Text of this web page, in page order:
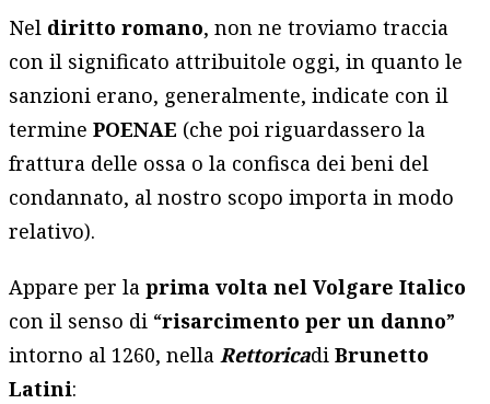
Nel diritto romano, non ne troviamo traccia
con il significato attribuitole oggi, in quanto le
sanzioni erano, generalmente, indicate con il
terminePOENAE (che poi riguardassero la
frattura delle ossa o la confisca dei beni del
condannato, al nostro scopo importa in modo
relativo).
Appare per laprima volta nel Volgare Italico
con il senso di “risarcimento per un danno”
intorno al 1260, nella RettoricadiBrunetto
Latini: